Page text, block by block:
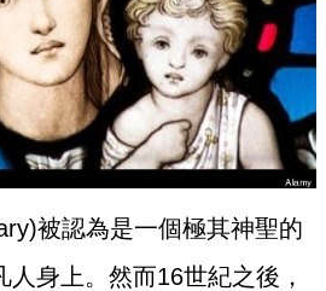
被認為是一個極其神聖的
身上。然而16世紀之後，